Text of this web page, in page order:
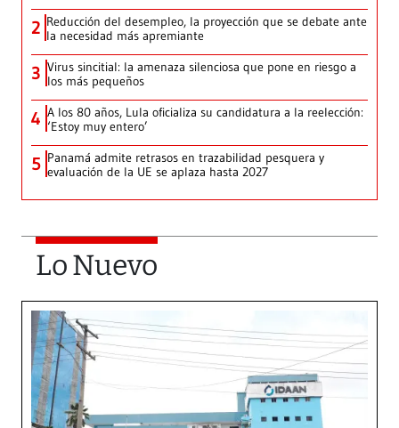
2 Reducción del desempleo, la proyección que se debate ante
la necesidad más apremiante
3 Virus sincitial: la amenaza silenciosa que pone en riesgo a
los más pequeños
4 A los 80 años, Lula oficializa su candidatura a la reelección:
‘Estoy muy entero’
5 Panamá admite retrasos en trazabilidad pesquera y
evaluación de la UE se aplaza hasta 2027
Lo Nuevo